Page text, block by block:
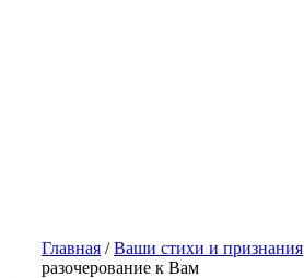
Главная /Ваши стихи и признания
разочерование к Вам